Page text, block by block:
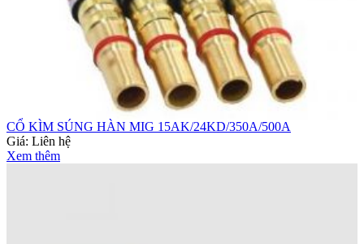
CỔ KÌM SÚNG HÀN MIG 15AK/24KD/350A/500A
Giá: Liên hệ
Xem thêm